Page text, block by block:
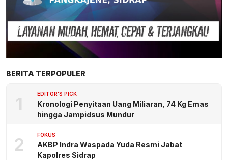
BERITA TERPOPULER
1 EDITOR'S PICK
Kronologi Penyitaan Uang Miliaran, 74 Kg Emas
hingga Jampidsus Mundur
2 FOKUS
AKBP Indra Waspada Yuda Resmi Jabat
Kapolres Sidrap